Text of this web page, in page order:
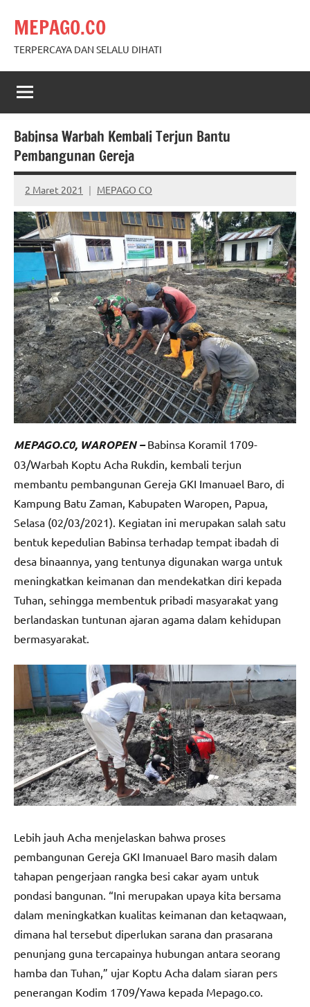
content
MEPAGO.CO
TERPERCAYA DAN SELALU DIHATI
Babinsa Warbah Kembali Terjun Bantu
Pembangunan Gereja
2 Maret 2021 MEPAGO CO
No
comments
MEPAGO.C0, WAROPEN –Babinsa Koramil 1709-
03/Warbah Koptu Acha Rukdin, kembali terjun
membantu pembangunan Gereja GKI Imanuael Baro, di
Kampung Batu Zaman, Kabupaten Waropen, Papua,
Selasa (02/03/2021). Kegiatan ini merupakan salah satu
bentuk kepedulian Babinsa terhadap tempat ibadah di
desa binaannya, yang tentunya digunakan warga untuk
meningkatkan keimanan dan mendekatkan diri kepada
Tuhan, sehingga membentuk pribadi masyarakat yang
berlandaskan tuntunan ajaran agama dalam kehidupan
bermasyarakat.
Lebih jauh Acha menjelaskan bahwa proses
pembangunan Gereja GKI Imanuael Baro masih dalam
tahapan pengerjaan rangka besi cakar ayam untuk
pondasi bangunan. “Ini merupakan upaya kita bersama
dalam meningkatkan kualitas keimanan dan ketaqwaan,
dimana hal tersebut diperlukan sarana dan prasarana
penunjang guna tercapainya hubungan antara seorang
hamba dan Tuhan,” ujar Koptu Acha dalam siaran pers
penerangan Kodim 1709/Yawa kepada Mepago.co.